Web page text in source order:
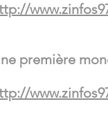
première